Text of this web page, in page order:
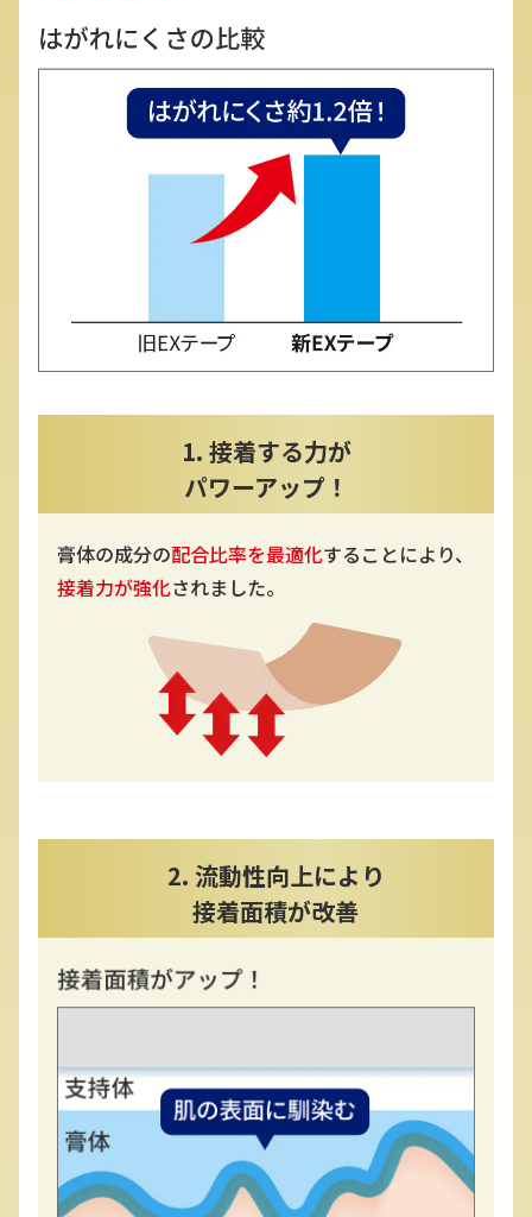
1. 接着する力が
パワーアップ！
膏体の成分の配合比率を最適化することにより、
接着力が強化されました。
2. 流動性向上により
接着面積が改善